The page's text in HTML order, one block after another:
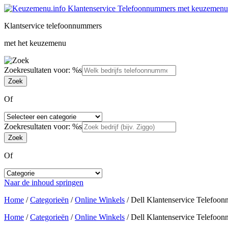
Klantservice telefoonnummers
met het keuzemenu
Zoekresultaten voor: %s
Of
Zoekresultaten voor: %s
Of
Naar de inhoud springen
Home /Categorieën /Online Winkels /Dell Klantenservice
Home /Categorieën /Online Winkels /Dell Klantenservice